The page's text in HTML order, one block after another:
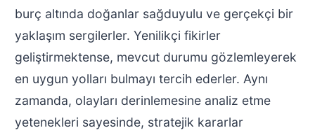
burç altında doğanlar sağduyulu ve gerçekçi bir
yaklaşım sergilerler. Yenilikçi fikirler
geliştirmektense, mevcut durumu gözlemleyerek
en uygun yolları bulmayı tercih ederler. Aynı
zamanda, olayları derinlemesine analiz etme
yetenekleri sayesinde, stratejik kararlar